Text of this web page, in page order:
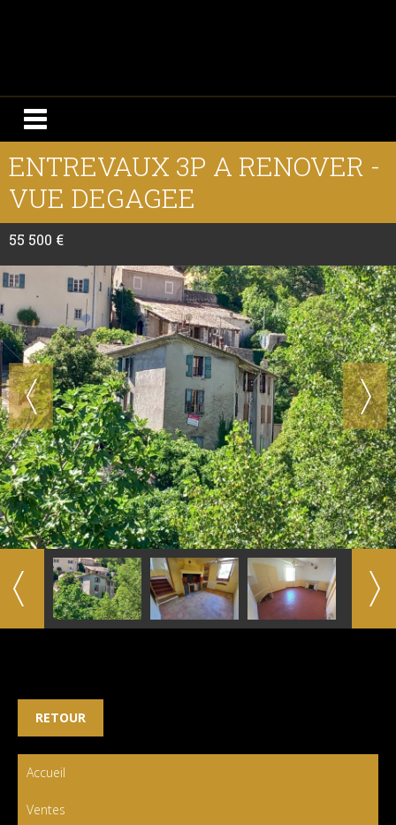
ENTREVAUX 3P A RENOVER -
VUE DEGAGEE
55 500 €
RETOUR
Accueil
Ventes